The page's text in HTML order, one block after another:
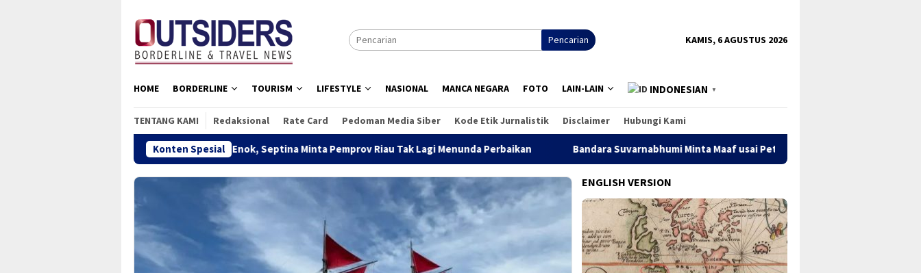
konten
Pencarian KAMIS, 6 AGUSTUS 2026
HOME BORDERLINE TOURISM LIFESTYLE NASIONAL MANCA NEGARA FOTO LAIN-LAIN INDONESIAN ▼
TENTANG KAMI Redaksional Rate Card Pedoman Media Siber Kode Etik Jurnalistik Disclaimer Hubungi Kami
Konten Spesial
Menuju Pelabuhan Kuala Enok, Septina Minta Pemprov Riau Tak Lagi Menunda Perbaikan Bandara Suvarnabhumi Minta Maaf usai Petugas Cegah Fans Fanatik Ikuti Selebritas China
ENGLISH VERSION